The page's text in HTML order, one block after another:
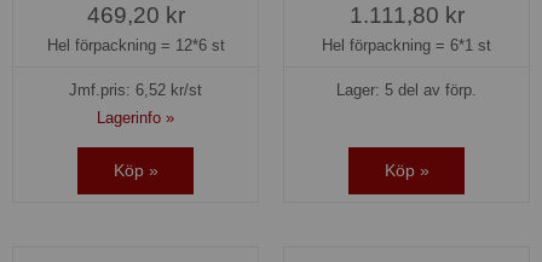
469,20 kr
Hel förpackning = 12*6 st
Jmf.pris: 6,52 kr/st
Lagerinfo »
Köp »
1.111,80 kr
Hel förpackning = 6*1 st
Lager: 5 del av förp.
Köp »